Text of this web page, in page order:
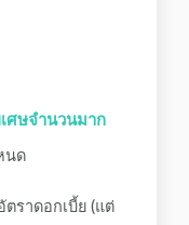
ศษจำนวนมาก
นด
ราดอกเบี้ย (แต่